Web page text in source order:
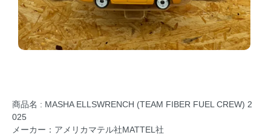
商品名 : MASHA ELLSWRENCH (TEAM FIBER FUEL CREW) 2
025
メーカー：アメリカマテル社MATTEL社